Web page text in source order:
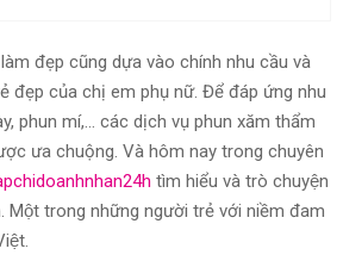
đẹp cũng dựa vào chính nhu cầu và
đẹp của chị em phụ nữ. Để đáp ứng nhu
phun mí,… các dịch vụ phun xăm thẩm
ưa chuộng. Và hôm nay trong chuyên
tìm hiểu và trò chuyện
Một trong những người trẻ với niềm đam